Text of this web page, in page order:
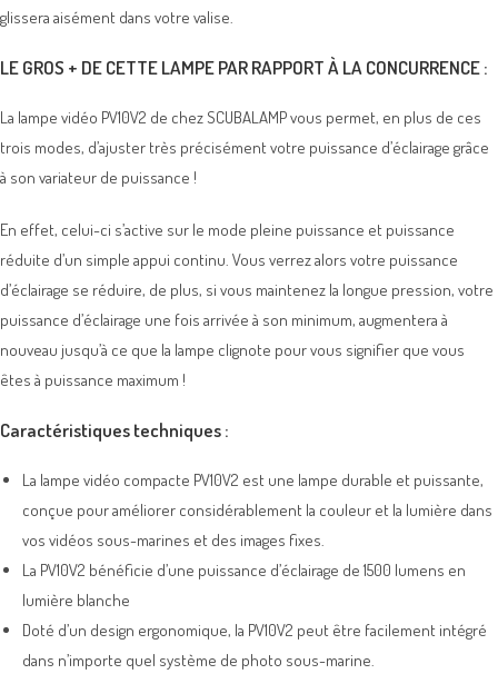
glissera aisément dans votre valise.
LE GROS + DE CETTE LAMPE PAR RAPPORT À LA CONCURRENCE :
La lampe vidéo PV10V2 de chez SCUBALAMP vous permet, en plus de ces
trois modes, d’ajuster très précisément votre puissance d’éclairage grâce
à son variateur de puissance !
En effet, celui-ci s’active sur le mode pleine puissance et puissance
réduite d’un simple appui continu. Vous verrez alors votre puissance
d’éclairage se réduire, de plus, si vous maintenez la longue pression, votre
puissance d’éclairage une fois arrivée à son minimum, augmentera à
nouveau jusqu’à ce que la lampe clignote pour vous signifier que vous
êtes à puissance maximum !
Caractéristiques techniques :
La lampe vidéo compacte PV10V2 est une lampe durable et puissante,
conçue pour améliorer considérablement la couleur et la lumière dans
vos vidéos sous-marines et des images fixes.
La PV10V2 bénéficie d’une puissance d’éclairage de 1500 lumens en
lumière blanche
Doté d’un design ergonomique, la PV10V2 peut être facilement intégré
dans n’importe quel système de photo sous-marine.